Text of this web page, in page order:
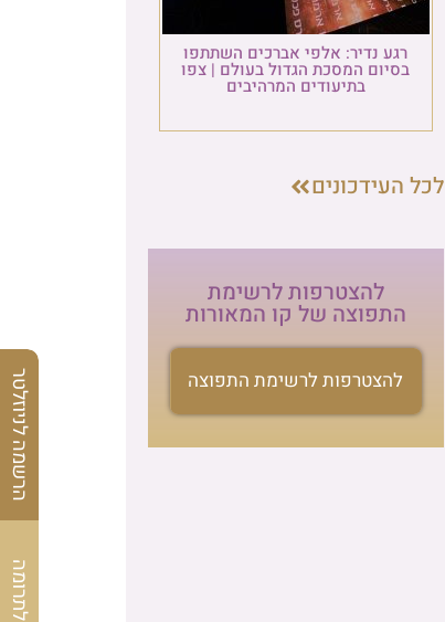
רגע נדיר: אלפי אברכים השתתפו
בסיום המסכת הגדול בעולם | צפו
בתיעודים המרהיבים
לכל העידכונים
להצטרפות לרשימת
התפוצה של קו המאורות
להצטרפות לרשימת התפוצה הרשמה לניוזלטר
לתרומה